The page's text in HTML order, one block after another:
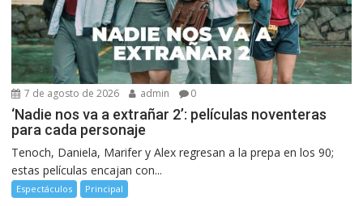
7 de agosto de 2026 admin 0
‘Nadie nos va a extrañar 2’: películas noventeras
para cada personaje
Tenoch, Daniela, Marifer y Alex regresan a la prepa en los 90;
estas películas encajan con...
Espectáculos Principal